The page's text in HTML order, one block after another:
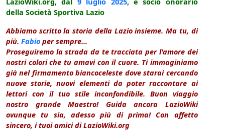
della Società Sportiva Lazio
Abbiamo scritto la storia della Lazio insieme. Ma tu, di
più. Fabio per sempre...
Proseguiremo la strada da te tracciata per l'amore dei
nostri colori che tu amavi con il cuore. Ti immaginiamo
già nel firmamento biancoceleste dove starai cercando
nuove storie, nuovi elementi da poter raccontare ai
lettori con il tuo stile inconfondibile. Buon viaggio
nostro grande Maestro! Guida ancora LazioWiki
ovunque tu sia, adesso più di prima! Con affetto
sincero, i tuoi amici di LazioWiki.org